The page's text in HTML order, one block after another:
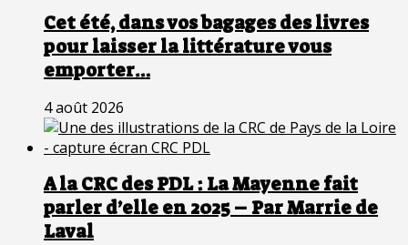
Cet été, dans vos bagages des livres
pour laisser la littérature vous
emporter…
4 août 2026
A la CRC des PDL : La Mayenne fait
parler d’elle en 2025 – Par Marrie de
Laval